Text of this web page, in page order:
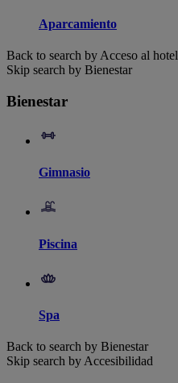
Aparcamiento
Back to search by Acceso al hotel
Skip search by Bienestar
Bienestar
Gimnasio
Piscina
Spa
Back to search by Bienestar
Skip search by Accesibilidad